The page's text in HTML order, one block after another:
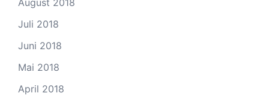
August 2018
Juli 2018
Juni 2018
Mai 2018
April 2018